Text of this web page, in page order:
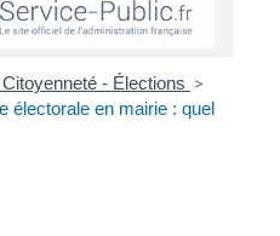
- Élections >
électorale en mairie : quel